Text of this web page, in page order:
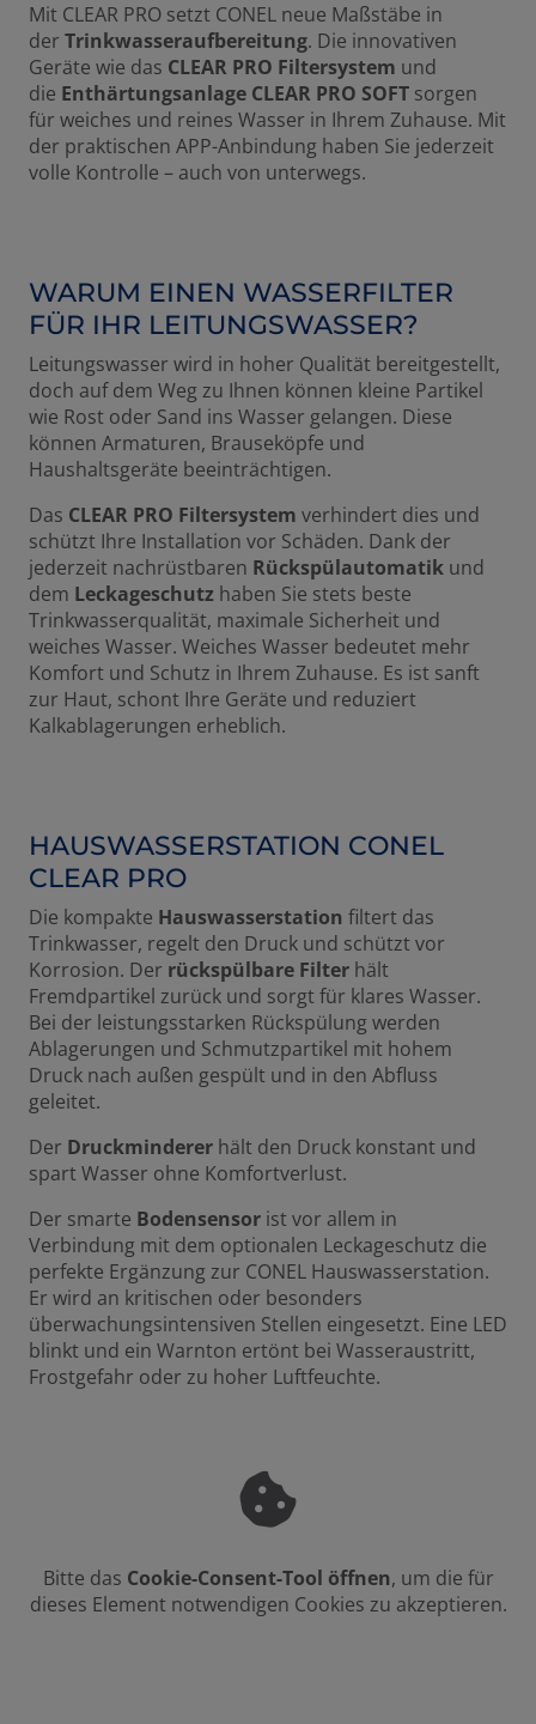
Mit CLEAR PRO setzt CONEL neue Maßstäbe in
der Trinkwasseraufbereitung. Die innovativen
Geräte wie das CLEAR PRO Filtersystem und
die Enthärtungsanlage CLEAR PRO SOFT sorgen
für weiches und reines Wasser in Ihrem Zuhause. Mit
der praktischen APP-Anbindung haben Sie jederzeit
volle Kontrolle – auch von unterwegs.
WARUM EINEN WASSERFILTER
FÜR IHR LEITUNGSWASSER?
Leitungswasser wird in hoher Qualität bereitgestellt,
doch auf dem Weg zu Ihnen können kleine Partikel
wie Rost oder Sand ins Wasser gelangen. Diese
können Armaturen, Brauseköpfe und
Haushaltsgeräte beeinträchtigen.
Das CLEAR PRO Filtersystem verhindert dies und
schützt Ihre Installation vor Schäden. Dank der
jederzeit nachrüstbaren Rückspülautomatik und
dem Leckageschutz haben Sie stets beste
Trinkwasserqualität, maximale Sicherheit und
weiches Wasser. Weiches Wasser bedeutet mehr
Komfort und Schutz in Ihrem Zuhause. Es ist sanft
zur Haut, schont Ihre Geräte und reduziert
Kalkablagerungen erheblich.
HAUSWASSERSTATION CONEL
CLEAR PRO
Die kompakte Hauswasserstation filtert das
Trinkwasser, regelt den Druck und schützt vor
Korrosion. Der rückspülbare Filter hält
Fremdpartikel zurück und sorgt für klares Wasser.
Bei der leistungsstarken Rückspülung werden
Ablagerungen und Schmutzpartikel mit hohem
Druck nach außen gespült und in den Abfluss
geleitet.
Der Druckminderer hält den Druck konstant und
spart Wasser ohne Komfortverlust.
Der smarte Bodensensor ist vor allem in
Verbindung mit dem optionalen Leckageschutz die
perfekte Ergänzung zur CONEL Hauswasserstation.
Er wird an kritischen oder besonders
überwachungsintensiven Stellen eingesetzt. Eine LED
blinkt und ein Warnton ertönt bei Wasseraustritt,
Frostgefahr oder zu hoher Luftfeuchte.
Bitte das Cookie-Consent-Tool öffnen, um die für
dieses Element notwendigen Cookies zu akzeptieren.